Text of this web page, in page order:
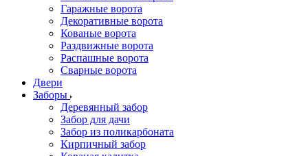
Гаражные ворота
Декоративные ворота
Кованые ворота
Раздвижные ворота
Распашные ворота
Сварные ворота
Двери
Заборы
Деревянный забор
Забор для дачи
Забор из поликарбоната
Кирпичный забор